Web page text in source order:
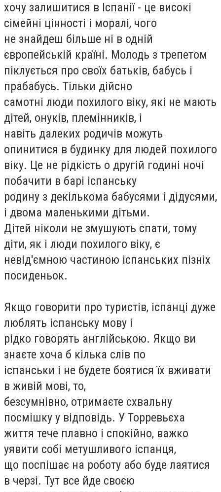
хочу залишитися в Іспанії - це високі
сімейні цінності і моралі, чого
не знайдеш більше ні в одній
європейській країні. Молодь з трепетом
піклується про своїх батьків, бабусь і
прабабусь. Тільки дійсно
самотні люди похилого віку, які не мають
дітей, онуків, племінників, і
навіть далеких родичів можуть
опинитися в будинку для людей похилого
віку. Це не рідкість о другій годині ночі
побачити в барі іспанську
родину з декількома бабусями і дідусями,
і двома маленькими дітьми.
Дітей ніколи не змушують спати, тому
діти, як і люди похилого віку, є
невід'ємною частиною іспанських пізніх
посиденьок.
Якщо говорити про туристів, іспанці дуже
люблять іспанську мову і
рідко говорять англійською. Якщо ви
знаєте хоча б кілька слів по
іспанськи і не будете боятися їх вживати
в живій мові, то,
безсумнівно, отримаєте схвальну
посмішку у відповідь. У Торревьєха
життя тече плавно і спокійно, важко
уявити собі метушливого іспанця,
що поспішає на роботу або буде лаятися
в черзі. Тут все йде своєю